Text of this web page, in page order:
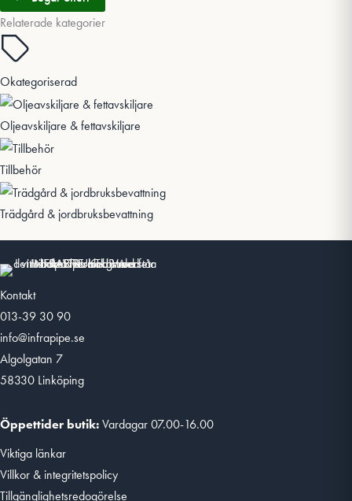
Relaterade kategorier
Okategoriserad
Oljeavskiljare & fettavskiljare
Tillbehör
Trädgård & jordbruksbevattning
Kontakt
013-39 30 90
info@infrapipe.se
Algolgatan 7
58330 Linköping
Öppettider butik:Vardagar 07.00-16.00
Viktiga länkar
Villkor & integritetspolicy
Tillgänglighetsredogörelse